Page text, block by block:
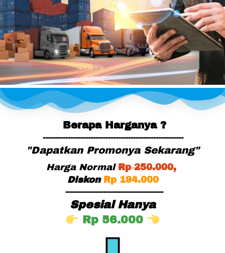
Berapa Harganya ?
--------------------------------------------------------
"Dapatkan Promonya Sekarang"
Harga Normal Rp 250.000,
Diskon
Rp 194.000
---------------------------------------
Spesial Hanya
Rp 56.000